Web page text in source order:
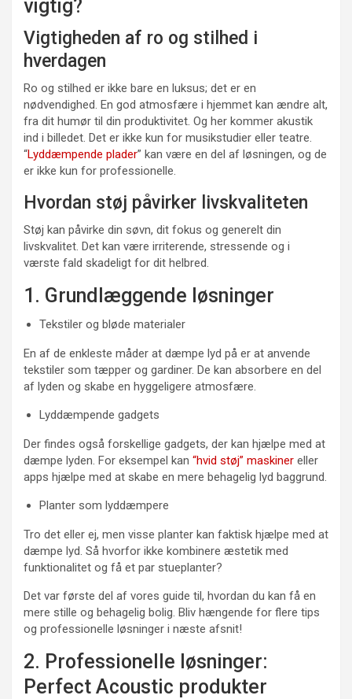
vigtig?
Vigtigheden af ro og stilhed i
hverdagen
Ro og stilhed er ikke bare en luksus; det er en
nødvendighed. En god atmosfære i hjemmet kan ændre alt,
fra dit humør til din produktivitet. Og her kommer akustik
ind i billedet. Det er ikke kun for musikstudier eller teatre.
“Lyddæmpende plader” kan være en del af løsningen, og de
er ikke kun for professionelle.
Hvordan støj påvirker livskvaliteten
Støj kan påvirke din søvn, dit fokus og generelt din
livskvalitet. Det kan være irriterende, stressende og i
værste fald skadeligt for dit helbred.
1. Grundlæggende løsninger
Tekstiler og bløde materialer
En af de enkleste måder at dæmpe lyd på er at anvende
tekstiler som tæpper og gardiner. De kan absorbere en del
af lyden og skabe en hyggeligere atmosfære.
Lyddæmpende gadgets
Der findes også forskellige gadgets, der kan hjælpe med at
dæmpe lyden. For eksempel kan “hvid støj” maskiner eller
apps hjælpe med at skabe en mere behagelig lyd baggrund.
Planter som lyddæmpere
Tro det eller ej, men visse planter kan faktisk hjælpe med at
dæmpe lyd. Så hvorfor ikke kombinere æstetik med
funktionalitet og få et par stueplanter?
Det var første del af vores guide til, hvordan du kan få en
mere stille og behagelig bolig. Bliv hængende for flere tips
og professionelle løsninger i næste afsnit!
2. Professionelle løsninger:
Perfect Acoustic produkter